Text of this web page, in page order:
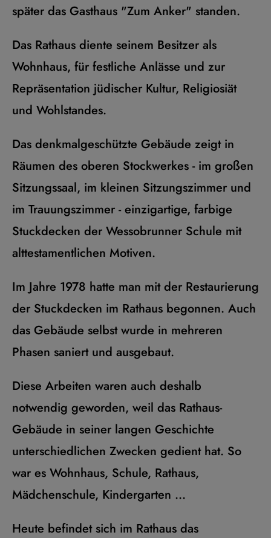
später das Gasthaus "Zum Anker" standen.
Das Rathaus diente seinem Besitzer als
Wohnhaus, für festliche Anlässe und zur
Repräsentation jüdischer Kultur, Religiosiät
und Wohlstandes.
Das denkmalgeschützte Gebäude zeigt in
Räumen des oberen Stockwerkes - im großen
Sitzungssaal, im kleinen Sitzungszimmer und
im Trauungszimmer - einzigartige, farbige
Stuckdecken der Wessobrunner Schule mit
alttestamentlichen Motiven.
Im Jahre 1978 hatte man mit der Restaurierung
der Stuckdecken im Rathaus begonnen. Auch
das Gebäude selbst wurde in mehreren
Phasen saniert und ausgebaut.
Diese Arbeiten waren auch deshalb
notwendig geworden, weil das Rathaus-
Gebäude in seiner langen Geschichte
unterschiedlichen Zwecken gedient hat. So
war es Wohnhaus, Schule, Rathaus,
Mädchenschule, Kindergarten ...
Heute befindet sich im Rathaus das